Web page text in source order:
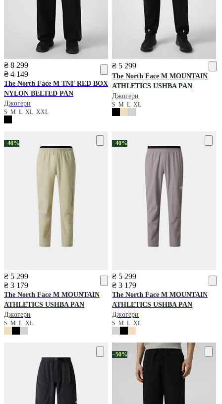
₴ 8 299
₴ 4 149
The North Face M TNF RED BOX
NYLON BELTED PAN
Джогери
S M L XL XXL
₴ 5 299
The North Face M MOUNTAIN
ATHLETICS USHBA PAN
Джогери
SMLXL
−40%
₴ 5 299
₴ 3 179
The North Face M MOUNTAIN
ATHLETICS USHBA PAN
Джогери
S M L XL
−40%
₴ 5 299
₴ 3 179
The North Face M MOUNTAIN
ATHLETICS USHBA PAN
Джогери
SMLXL
−50%